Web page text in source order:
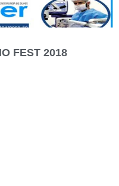
FEST 2018